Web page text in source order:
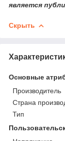
является
Скрыть
Основные
Производитель
Страна
Тип